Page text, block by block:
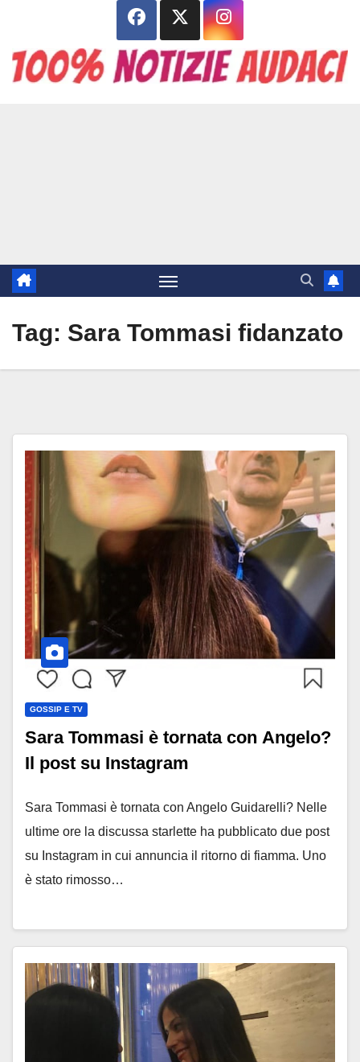
contenuto
Tag: Sara Tommasi fidanzato
GOSSIP E TV
Sara Tommasi è tornata con Angelo?
Il post su Instagram
Sara Tommasi è tornata con Angelo Guidarelli? Nelle
ultime ore la discussa starlette ha pubblicato due post
su Instagram in cui annuncia il ritorno di fiamma. Uno
è stato rimosso…